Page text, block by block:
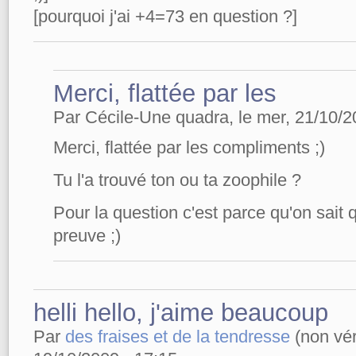
[pourquoi j'ai +4=73 en question ?]
Merci, flattée par les
Par Cécile-Une quadra, le mer, 21/10/
Merci, flattée par les compliments ;)
Tu l'a trouvé ton ou ta zoophile ?
Pour la question c'est parce qu'on sait
preuve ;)
helli hello, j'aime beaucoup
Par des fraises et de la tendresse (non